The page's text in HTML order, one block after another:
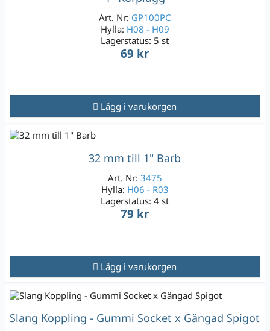
Art. Nr: GP100PC
Hylla: H08 - H09
Lagerstatus: 5 st
69 kr
Lägg i varukorgen
32 mm till 1" Barb
Art. Nr: 3475
Hylla: H06 - R03
Lagerstatus:4 st
79 kr
Lägg i varukorgen
Slang Koppling - Gummi Socket x Gängad Spigot